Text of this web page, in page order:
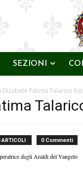
SEZIONI
Fátima Talarico
ARTICOLI 0 Commenti
degli Araldi del Vangelo